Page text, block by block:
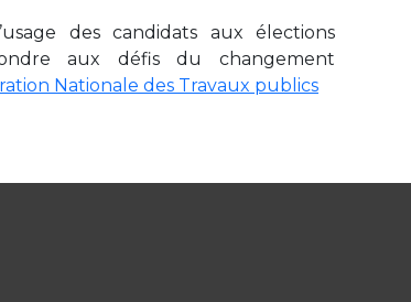
des candidats aux élections
aux défis du changement
Nationale des Travaux publics